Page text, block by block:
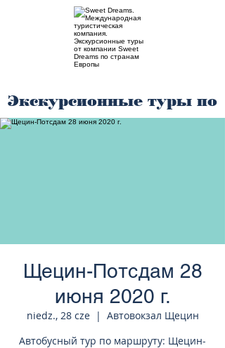
Экскурсионные туры по
странам Европы
Щецин-Потсдам 28
июня 2020 г.
niedz., 28 cze
  |
Автовокзал Щецин
Автобусный тур по маршруту: Щецин-